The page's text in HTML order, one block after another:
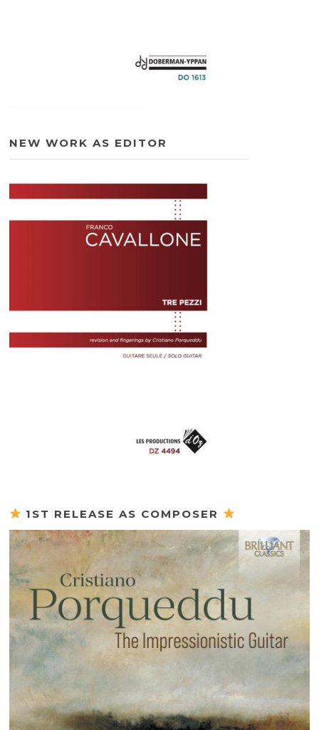
NEW WORK AS EDITOR
1ST RELEASE AS COMPOSER